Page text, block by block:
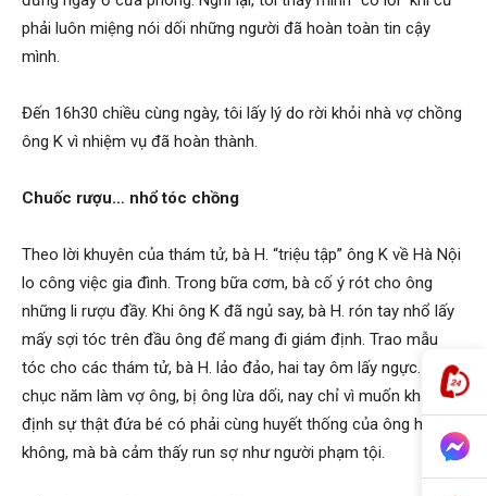
phải luôn miệng nói dối những người đã hoàn toàn tin cậy
mình.
Đến 16h30 chiều cùng ngày, tôi lấy lý do rời khỏi nhà vợ chồng
ông K vì nhiệm vụ đã hoàn thành.
Chuốc rượu… nhổ tóc chồng
Theo lời khuyên của thám tử, bà H. “triệu tập” ông K về Hà Nội
lo công việc gia đình. Trong bữa cơm, bà cố ý rót cho ông
những li rượu đầy. Khi ông K đã ngủ say, bà H. rón tay nhổ lấy
mấy sợi tóc trên đầu ông để mang đi giám định. Trao mẫu
tóc cho các thám tử, bà H. lảo đảo, hai tay ôm lấy ngực. Mấy
chục năm làm vợ ông, bị ông lừa dối, nay chỉ vì muốn khẳng
định sự thật đứa bé có phải cùng huyết thống của ông hay
không, mà bà cảm thấy run sợ như người phạm tội.